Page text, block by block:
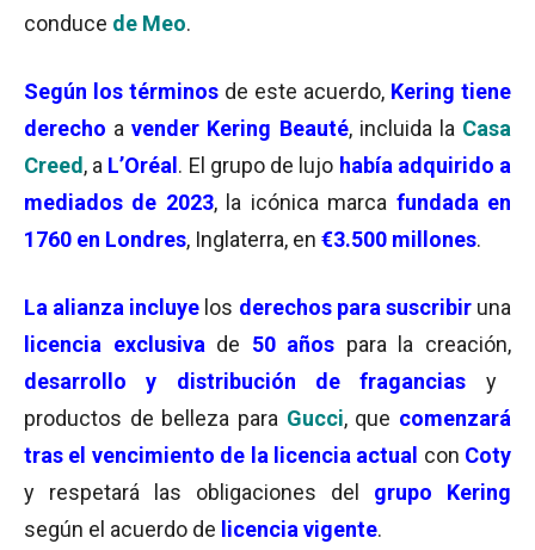
conduce de Meo.
Según los términos de este acuerdo, Kering tiene
derecho a vender Kering Beauté, incluida la Casa
Creed , a L’Oréal . El grupo de lujo había adquirido a
mediados de 2023, la icónica marca fundada en
1760 en Londres, Inglaterra, en €3.500 millones.
La alianza incluye los derechos para suscribir una
licencia exclusiva de 50 años para la creación,
desarrollo y distribución de fragancias y
productos de belleza para Gucci, que comenzará
tras el vencimiento de la licencia actual con Coty
y respetará las obligaciones del grupo Kering
según el acuerdo de licencia vigente.